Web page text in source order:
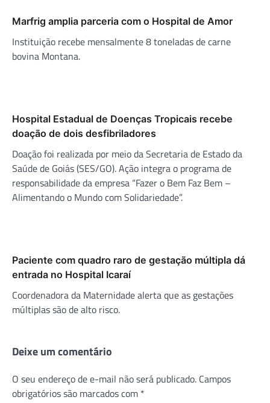
Marfrig amplia parceria com o Hospital de Amor
Instituição recebe mensalmente 8 toneladas de carne
bovina Montana.
Hospital Estadual de Doenças Tropicais recebe
doação de dois desfibriladores
Doação foi realizada por meio da Secretaria de Estado da
Saúde de Goiás (SES/GO). Ação integra o programa de
responsabilidade da empresa “Fazer o Bem Faz Bem –
Alimentando o Mundo com Solidariedade”.
Paciente com quadro raro de gestação múltipla dá
entrada no Hospital Icaraí
Coordenadora da Maternidade alerta que as gestações
múltiplas são de alto risco.
Deixe um comentário
O seu endereço de e-mail não será publicado. Campos
obrigatórios são marcados com *